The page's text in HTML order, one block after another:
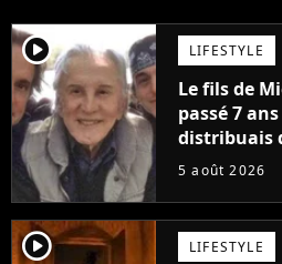
player2 LIFESTYLE
Le fils de
passé 7
distribuais
père"
5 août 2026
player2 LIFESTYLE